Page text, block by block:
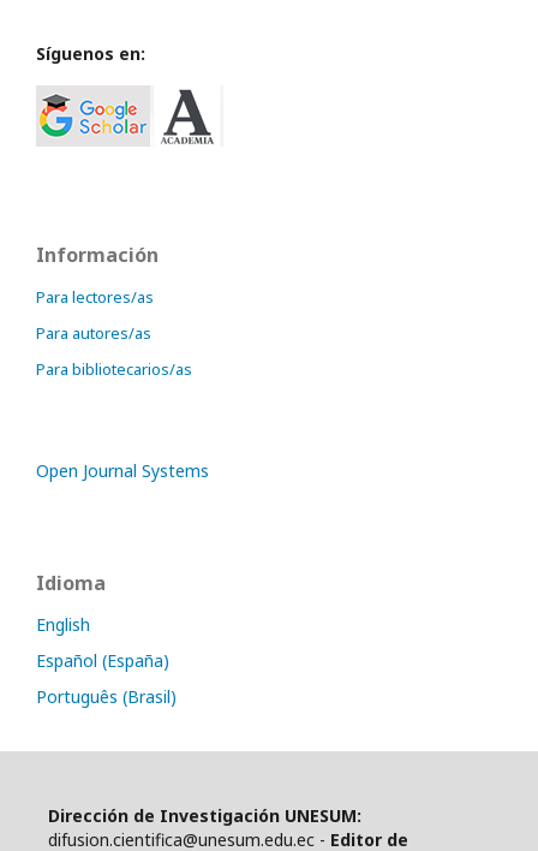
Síguenos en:
Información
Para lectores/as
Para autores/as
Para bibliotecarios/as
Open Journal Systems
Idioma
English
Español (España)
Português (Brasil)
Dirección de Investigación UNESUM:
difusion.cientifica@unesum.edu.ec - Editor de